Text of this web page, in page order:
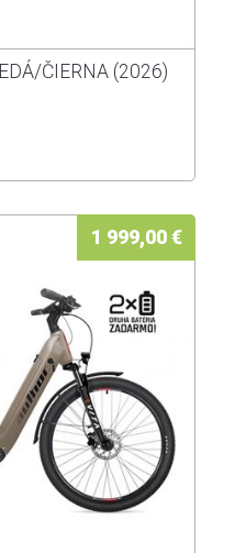
ČIERNA (2026)
1 999,00 €